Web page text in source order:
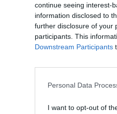
continue seeing interest-
information disclosed to
further disclosure of your
participants. This
Downstream Participants
Personal Data
I want to opt-out of
η Γενική
εκλογής νέου